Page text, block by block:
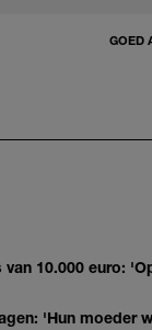
GOED
10.000 euro:
'Hun moeder